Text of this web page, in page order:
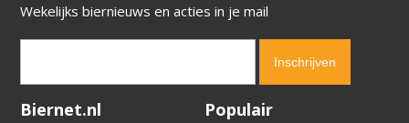
Wekelijks biernieuws en acties in je mail
Verification code:
Biernet.nl Populair